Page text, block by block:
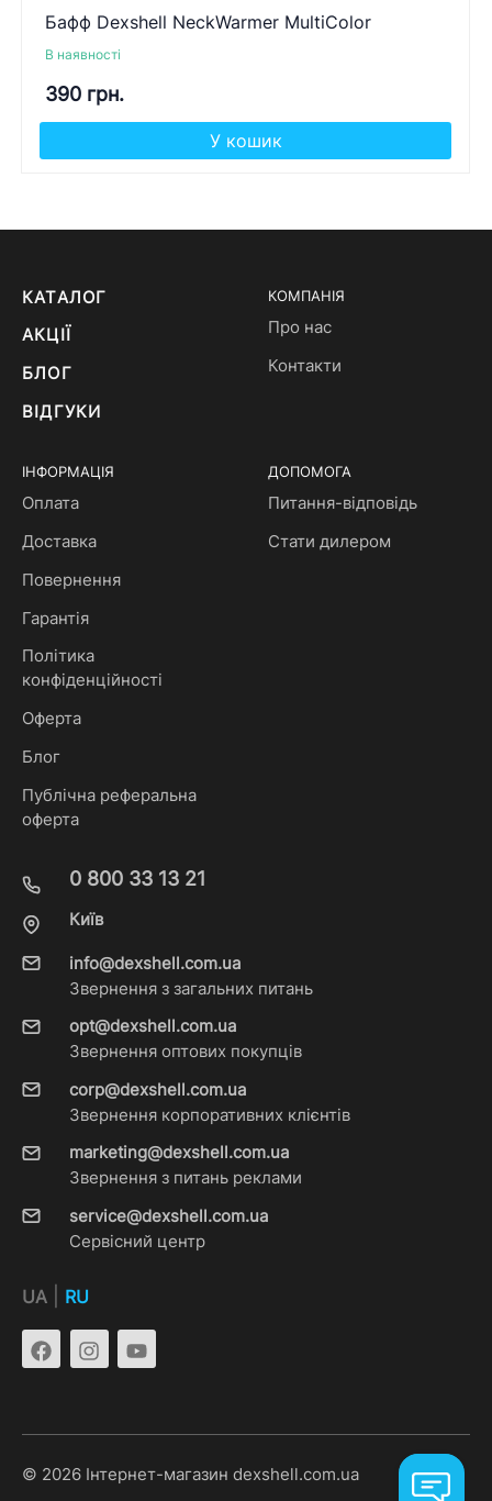
Бафф Dexshell NeckWarmer MultiColor
В наявності
390 грн.
У кошик
КАТАЛОГ
АКЦІЇ
БЛОГ
ВІДГУКИ
КОМПАНІЯ
Про нас
Контакти
ІНФОРМАЦІЯ
Оплата
Доставка
Повернення
Гарантія
Політика
конфіденційності
Оферта
Блог
Публічна реферальна
оферта
ДОПОМОГА
Питання-відповідь
Стати дилером
0 800 33 13 21
Київ
info@dexshell.com.ua
Звернення з загальних питань
opt@dexshell.com.ua
Звернення оптових покупців
corp@dexshell.com.ua
Звернення корпоративних клієнтів
marketing@dexshell.com.ua
Звернення з питань реклами
service@dexshell.com.ua
Сервісний центр
UA RU
© 2026 Інтернет-магазин dexshell.com.ua